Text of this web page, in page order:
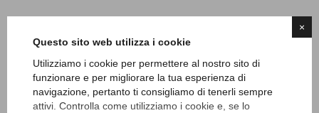
×
Questo sito web utilizza i cookie
Utilizziamo i cookie per permettere al nostro sito di
funzionare e per migliorare la tua esperienza di
navigazione, pertanto ti consigliamo di tenerli sempre
attivi. Controlla come utilizziamo i cookie e, se lo
30 ALTRI PRODOTTI IN QUESTA CATEGORIA